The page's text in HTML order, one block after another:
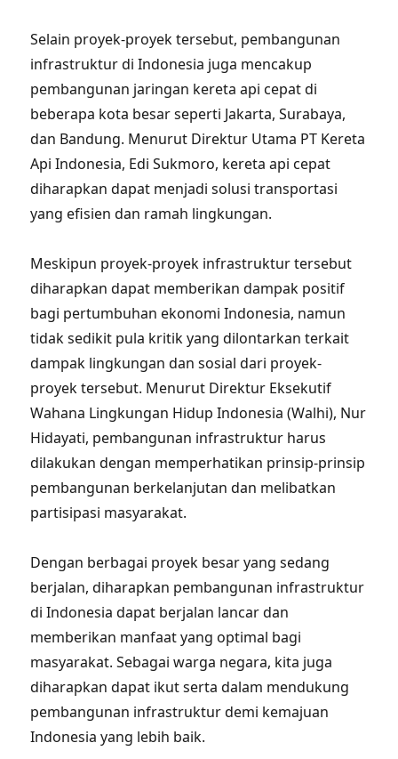
Selain proyek-proyek tersebut, pembangunan
infrastruktur di Indonesia juga mencakup
pembangunan jaringan kereta api cepat di
beberapa kota besar seperti Jakarta, Surabaya,
dan Bandung. Menurut Direktur Utama PT Kereta
Api Indonesia, Edi Sukmoro, kereta api cepat
diharapkan dapat menjadi solusi transportasi
yang efisien dan ramah lingkungan.
Meskipun proyek-proyek infrastruktur tersebut
diharapkan dapat memberikan dampak positif
bagi pertumbuhan ekonomi Indonesia, namun
tidak sedikit pula kritik yang dilontarkan terkait
dampak lingkungan dan sosial dari proyek-
proyek tersebut. Menurut Direktur Eksekutif
Wahana Lingkungan Hidup Indonesia (Walhi), Nur
Hidayati, pembangunan infrastruktur harus
dilakukan dengan memperhatikan prinsip-prinsip
pembangunan berkelanjutan dan melibatkan
partisipasi masyarakat.
Dengan berbagai proyek besar yang sedang
berjalan, diharapkan pembangunan infrastruktur
di Indonesia dapat berjalan lancar dan
memberikan manfaat yang optimal bagi
masyarakat. Sebagai warga negara, kita juga
diharapkan dapat ikut serta dalam mendukung
pembangunan infrastruktur demi kemajuan
Indonesia yang lebih baik.